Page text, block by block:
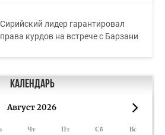
Сирийский лидер гарантировал
права курдов на встрече с Барзани
Календарь
Август 2026
Чт Пт Сб Вс